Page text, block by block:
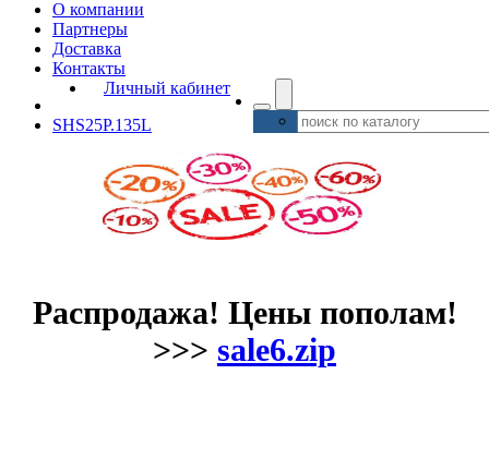
О компании
Партнеры
Доставка
Контакты
Личный кабинет
SHS25P.135L
Распродажа! Цены пополам!
>>> sale6.zip